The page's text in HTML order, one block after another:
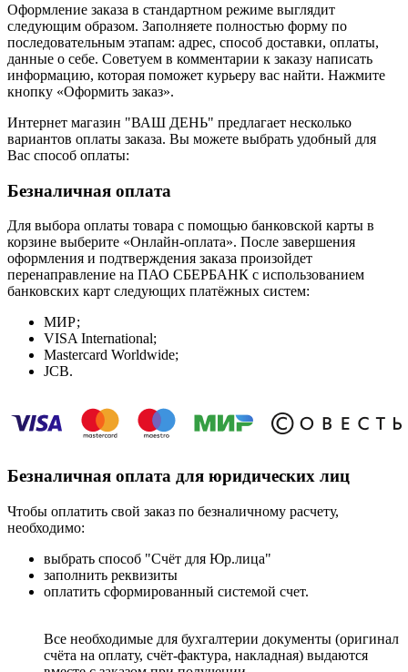
Оформление заказа в стандартном режиме выглядит
следующим образом. Заполняете полностью форму по
последовательным этапам: адрес, способ доставки, оплаты,
данные о себе. Советуем в комментарии к заказу написать
информацию, которая поможет курьеру вас найти. Нажмите
кнопку «Оформить заказ».
Интернет магазин "ВАШ ДЕНЬ" предлагает несколько
вариантов оплаты заказа. Вы можете выбрать удобный для
Вас способ оплаты:
Безналичная оплата
Для выбора оплаты товара с помощью банковской карты в
корзине выберите «Онлайн-оплата». После завершения
оформления и подтверждения заказа произойдет
перенаправление на ПАО СБЕРБАНК с использованием
банковских карт следующих платёжных систем:
МИР;
VISA International;
Mastercard Worldwide;
JCB.
Безналичная оплата для юридических лиц
Чтобы оплатить свой заказ по безналичному расчету,
необходимо:
выбрать способ "Счёт для Юр.лица"
заполнить реквизиты
оплатить сформированный системой счет.
Все необходимые для бухгалтерии документы (оригинал
счёта на оплату, счёт-фактура, накладная) выдаются